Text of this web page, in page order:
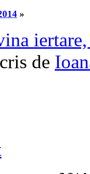
»
de